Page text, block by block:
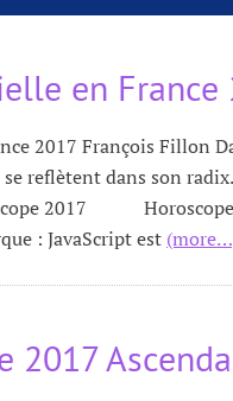
en
2017 François Fillon
reflètent dans son
2017 Horoscope
: JavaScript est
2017